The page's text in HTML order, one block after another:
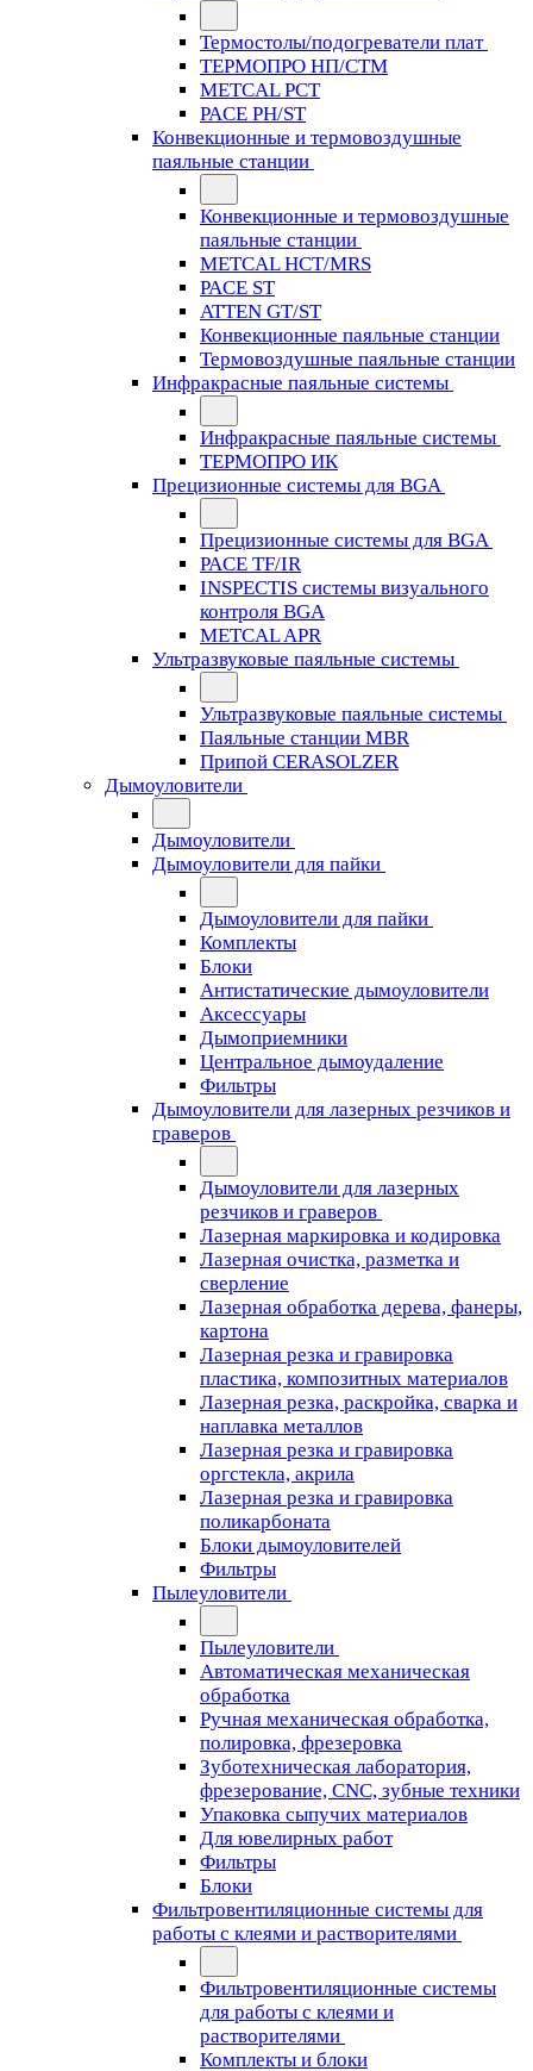
Термостолы/подогреватели плат
ТЕРМОПРО НП/СТМ
METCAL PCT
PACE PH/ST
Конвекционные и термовоздушные
паяльные станции
Конвекционные и термовоздушные
паяльные станции
METCAL HCT/MRS
PACE ST
ATTEN GT/ST
Конвекционные паяльные станции
Термовоздушные паяльные станции
Инфракрасные паяльные системы
Инфракрасные паяльные системы
ТЕРМОПРО ИК
Прецизионные системы для BGA
Прецизионные системы для BGA
PACE TF/IR
INSPECTIS системы визуального
контроля BGA
METCAL APR
Ультразвуковые паяльные системы
Ультразвуковые паяльные системы
Паяльные станции MBR
Припой CERASOLZER
Дымоуловители
Дымоуловители
Дымоуловители для пайки
Дымоуловители для пайки
Комплекты
Блоки
Антистатические дымоуловители
Аксессуары
Дымоприемники
Центральное дымоудаление
Фильтры
Дымоуловители для лазерных резчиков и
граверов
Дымоуловители для лазерных
резчиков и граверов
Лазерная маркировка и кодировка
Лазерная очистка, разметка и
сверление
Лазерная обработка дерева, фанеры,
картона
Лазерная резка и гравировка
пластика, композитных материалов
Лазерная резка, раскройка, сварка и
наплавка металлов
Лазерная резка и гравировка
оргстекла, акрила
Лазерная резка и гравировка
поликарбоната
Блоки дымоуловителей
Фильтры
Пылеуловители
Пылеуловители
Автоматическая механическая
обработка
Ручная механическая обработка,
полировка, фрезеровка
Зуботехническая лаборатория,
фрезерование, CNC, зубные техники
Упаковка сыпучих материалов
Для ювелирных работ
Фильтры
Блоки
Фильтровентиляционные системы для
работы с клеями и растворителями
Фильтровентиляционные системы
для работы с клеями и
растворителями
Комплекты и блоки